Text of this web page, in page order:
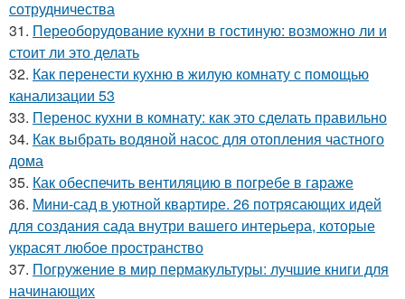
сотрудничества
31. Переоборудование кухни в гостиную: возможно ли и
стоит ли это делать
32. Как перенести кухню в жилую комнату с помощью
канализации 53
33. Перенос кухни в комнату: как это сделать правильно
34. Как выбрать водяной насос для отопления частного
дома
35. Как обеспечить вентиляцию в погребе в гараже
36. Мини-сад в уютной квартире. 26 потрясающих идей
для создания сада внутри вашего интерьера, которые
украсят любое пространство
37. Погружение в мир пермакультуры: лучшие книги для
начинающих